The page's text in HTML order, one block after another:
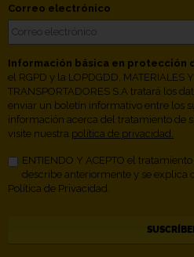
Correo electrónico
Información básica en protección
el RGPD y la LOPDGDD, MATERIALES
TRANSPORTADORES S.A tratará los
enviar un boletín informativo entre los
información acerca del tratamiento de
visite nuestra política de privacidad.
ENTIENDO Y ACEPTO el
describe anteriormente y se explica
Política de Privacidad.